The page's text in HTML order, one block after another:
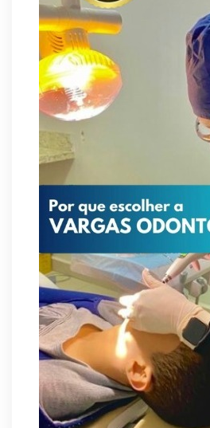
Supermercados
ferramenta estratégica
8/6/2026
CIEE e Tribunal Regional
- TRF abrem processo
8/6/2026
“Você sabe com quem está
corrupção sistêmica nos
8/6/2026
Jardim Botânico: MPDFT
obras em sítio
8/6/2026